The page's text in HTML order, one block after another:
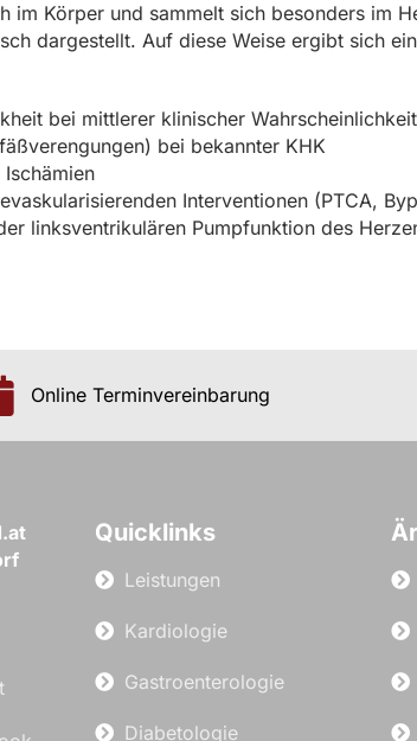
im Körper und sammelt sich besonders im
dargestellt. Auf diese Weise ergibt sich
bei mittlerer klinischer Wahrscheinlichkeit
bei bekannter KHK
Interventionen (PTCA,
linksventrikulären Pumpfunktion des
Online Terminvereinbarung
Quicklinks
Leistungen
Kardiologie
Gastroenterologie
Diabetologie